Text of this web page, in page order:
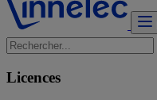
Licences